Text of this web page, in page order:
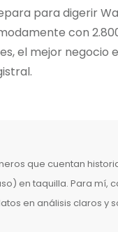
para digerir
con
el mejor negocio
que cuentan
en taquilla. Para mí,
en análisis claros y